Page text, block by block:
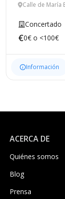
Calle de María
Concertado
0€ o <100€
Información
ACERCA DE
Quiénes somos
Blog
Prensa